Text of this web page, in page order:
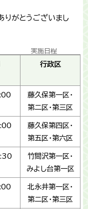
りがとうございまし
行政区
実施日程
藤久保第一区・
第二区・第三区
藤久保第四区・
第五区・第六区
竹間沢第一区・
みよし台第一区
北永井第一区・
第二区・第三区